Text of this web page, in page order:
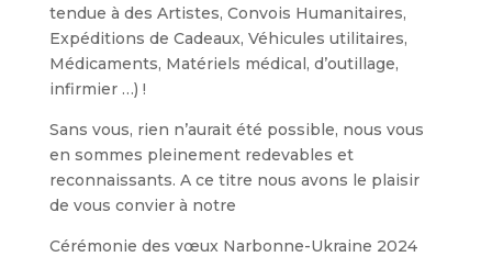
tendue à des Artistes, Convois Humanitaires,
Expéditions de Cadeaux, Véhicules utilitaires,
Médicaments, Matériels médical, d’outillage,
infirmier …) !
Sans vous, rien n’aurait été possible, nous vous
en sommes pleinement redevables et
reconnaissants. A ce titre nous avons le plaisir
de vous convier à notre
Cérémonie des vœux Narbonne-Ukraine 2024